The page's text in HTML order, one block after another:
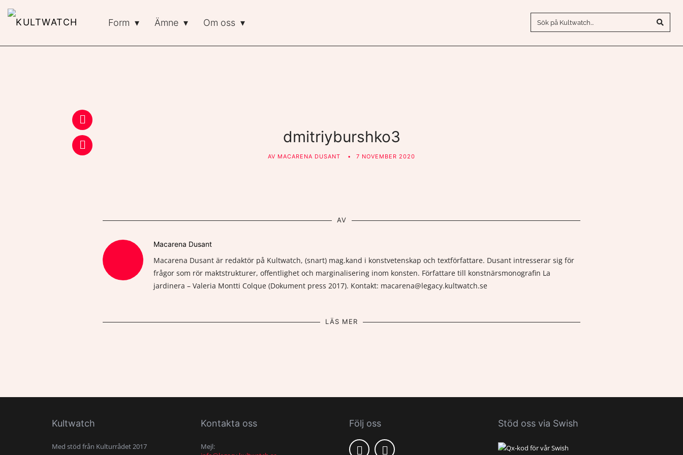
Form Ämne Om oss
dmitriyburshko3
AV MACARENA DUSANT 7 NOVEMBER 2020
AV
Macarena Dusant
Macarena Dusant är redaktör på Kultwatch, (snart) mag.kand i konstvetenskap och textförfattare. Dusant intresserar sig för
frågor som rör maktstrukturer, offentlighet och marginalisering inom konsten. Författare till konstnärsmonografin La
jardinera – Valeria Montti Colque (Dokument press 2017). Kontakt: macarena@legacy.kultwatch.se
LÄS MER
Kultwatch
Med stöd från Kulturrådet 2017
Kontakta oss
Mejl:
Följ oss Stöd oss via Swish